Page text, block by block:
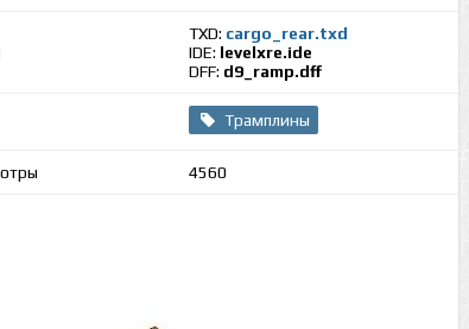
TXD: cargo_rear.txd
IDE: levelxre.ide
DFF: d9_ramp.dff
Трамплины
4560